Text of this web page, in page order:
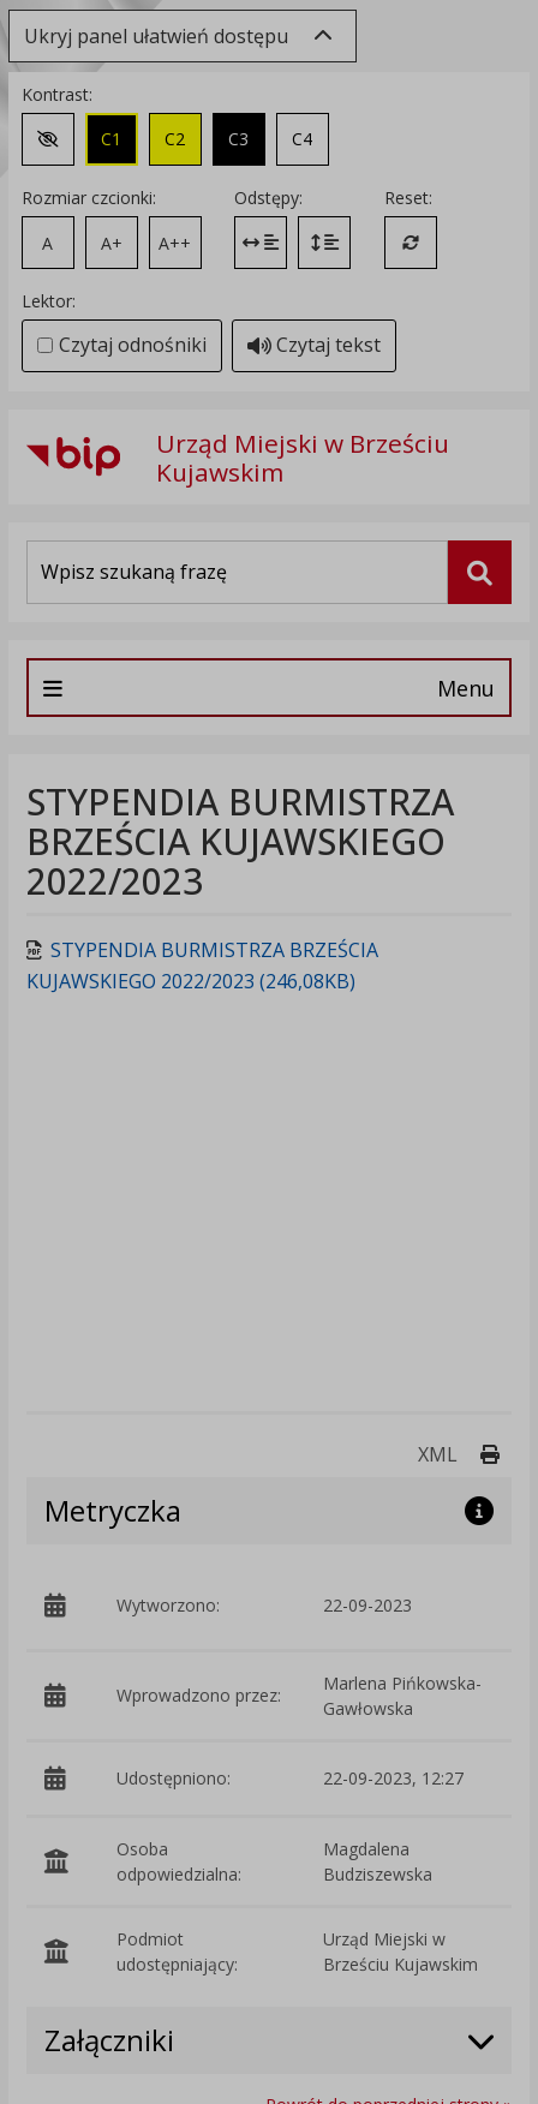
Ukryj panel ułatwień dostępu
Kontrast:
Zmień kontrast na domyślny
C1 C2 C3 C4
Rozmiar czcionki:
A
A+ A++
Odstępy:
Zmień odstęp między literami
Zmień interlinię i margines
Reset:
Przywróć
Lektor:
Czytaj odnośniki Czytaj tekst
Urząd Miejski w Brześciu
Kujawskim
Menu
STYPENDIA BURMISTRZA
BRZEŚCIA KUJAWSKIEGO
2022/2023
STYPENDIA BURMISTRZA BRZEŚCIA
KUJAWSKIEGO 2022/2023 (246,08KB)
XML
Metryczka
Wytworzono: 22-09-2023
Wprowadzono przez:
Marlena Pińkowska-
Gawłowska
Udostępniono: 22-09-2023, 12:27
Osoba
odpowiedzialna:
Magdalena
Budziszewska
Podmiot
udostępniający:
Urząd Miejski w
Brześciu Kujawskim
Załączniki